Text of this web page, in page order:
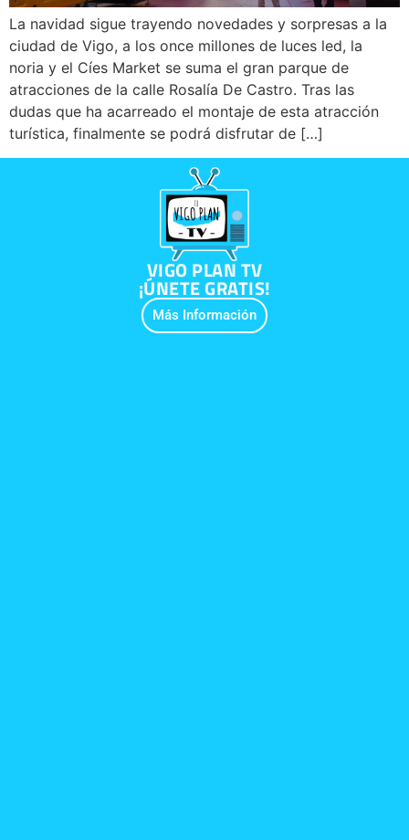
La navidad sigue trayendo novedades y sorpresas a la
ciudad de Vigo, a los once millones de luces led, la
noria y el Cíes Market se suma el gran parque de
atracciones de la calle Rosalía De Castro. Tras las
dudas que ha acarreado el montaje de esta atracción
turística, finalmente se podrá disfrutar de […]
VIGO PLAN TV
¡ÚNETE GRATIS!
Más Información